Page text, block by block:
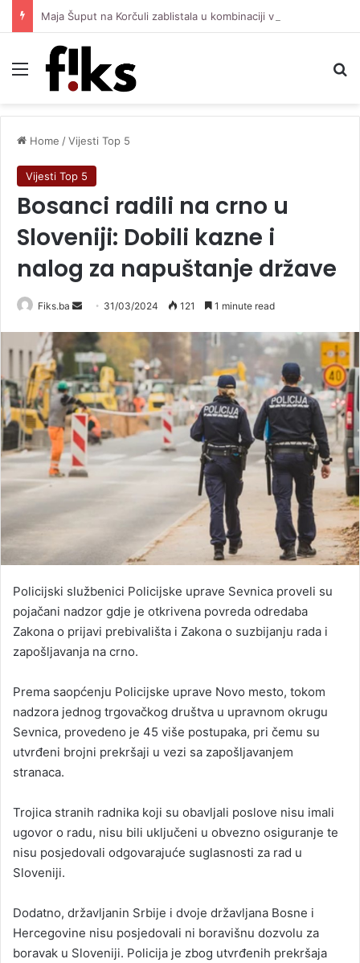
Menu
Home /Vijesti Top 5
Vijesti Top 5
Bosanci radili na crno u
Sloveniji: Dobili kazne i
nalog za napuštanje države
Fiks.ba
Send
email
31/03/2024 121 1 minute read
Policijski službenici Policijske uprave Sevnica proveli su
pojačani nadzor gdje je otkrivena povreda odredaba
Zakona o prijavi prebivališta i Zakona o suzbijanju rada i
zapošljavanja na crno.
Prema saopćenju Policijske uprave Novo mesto, tokom
nadzora jednog trgovačkog društva u upravnom okrugu
Sevnica, provedeno je 45 više postupaka, pri čemu su
utvrđeni brojni prekršaji u vezi sa zapošljavanjem
stranaca.
Trojica stranih radnika koji su obavljali poslove nisu imali
ugovor o radu, nisu bili uključeni u obvezno osiguranje te
nisu posjedovali odgovarajuće suglasnosti za rad u
Sloveniji.
Dodatno, državljanin Srbije i dvoje državljana Bosne i
Hercegovine nisu posjedovali ni boravišnu dozvolu za
boravak u Sloveniji. Policija je zbog utvrđenih prekršaja